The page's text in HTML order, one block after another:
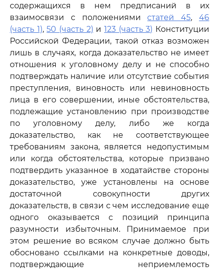
содержащихся в нем предписаний в их
взаимосвязи с положениямистатей 45,46
(часть 1),50 (часть 2) и123 (часть 3) Конституции
Российской Федерации, такой отказ возможен
лишь в случаях, когда доказательство не имеет
отношения к уголовному делу и не способно
подтверждать наличие или отсутствие события
преступления, виновность или невиновность
лица в его совершении, иные обстоятельства,
подлежащие установлению при производстве
по уголовному делу, либо же когда
доказательство, как не соответствующее
требованиям закона, является недопустимым
или когда обстоятельства, которые призвано
подтвердить указанное в ходатайстве стороны
доказательство, уже установлены на основе
достаточной совокупности других
доказательств, в связи с чем исследование еще
одного оказывается с позиций принципа
разумности избыточным. Принимаемое при
этом решение во всяком случае должно быть
обосновано ссылками на конкретные доводы,
подтверждающие неприемлемость